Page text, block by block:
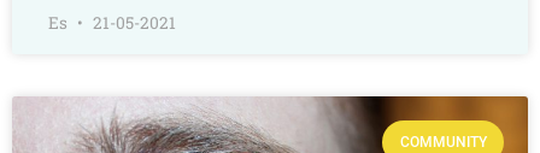
Es 21-05-2021
COMMUNITY